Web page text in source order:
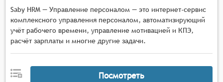
Saby HRM — Управление персоналом — это интернет-сервис
комплексного управления персоналом, автоматизирующий
учёт рабочего времени, управление мотивацией и КПЭ,
расчёт зарплаты и многие другие задачи.
Посмотреть